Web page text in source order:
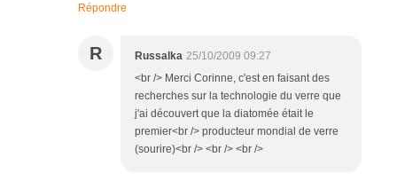
Répondre
R Russalka 25/10/2009 09:27
<br /> Merci Corinne, c'est en faisant des
recherches sur la technologie du verre que
j'ai découvert que la diatomée était le
premier<br /> producteur mondial de verre
(sourire)<br /> <br /> <br />